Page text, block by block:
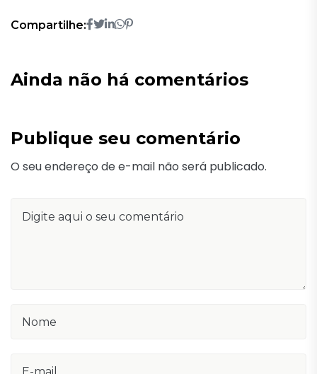
Compartilhe:
Ainda não há comentários
Publique seu comentário
O seu endereço de e-mail não será publicado.